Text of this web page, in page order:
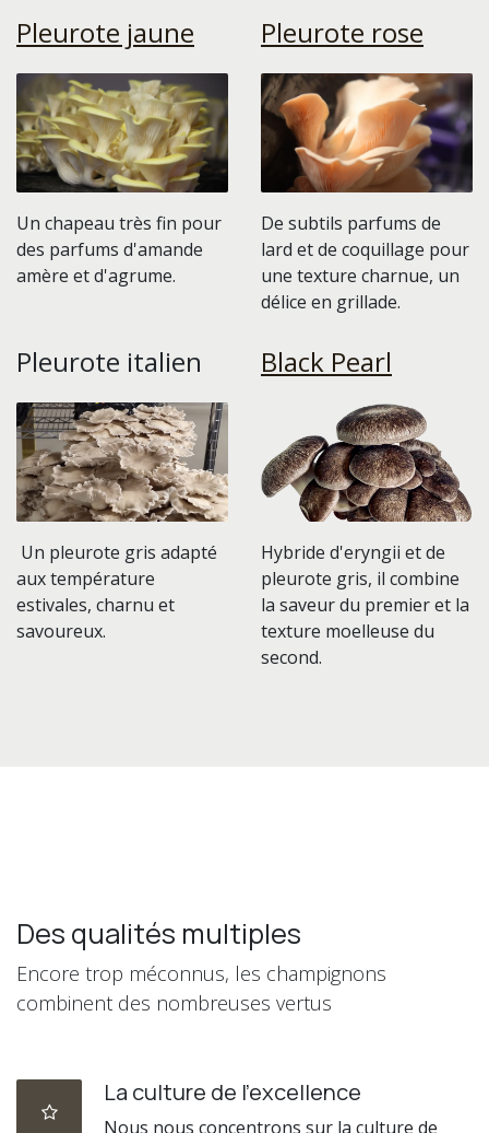
Pleurote jaune
Un chapeau très fin pour
des parfums d'amande
amère et d'agrume.
Pleurote rose
De subtils parfums de
lard et de coquillage pour
une texture charnue, un
délice en grillade.
Pleurote italien
Un pleurote gris adapté
aux température
estivales, charnu et
savoureux.
Black Pearl
Hybride d'eryngii et de
pleurote gris, il combine
la saveur du premier et la
texture moelleuse du
second.
Des qualités multiples
Encore trop méconnus, les champignons
combinent des nombreuses vertus
La culture de l'excellence
Nous nous concentrons sur la culture de